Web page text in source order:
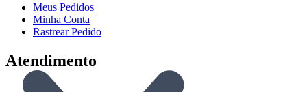
Meus Pedidos
Minha Conta
Rastrear Pedido
Atendimento